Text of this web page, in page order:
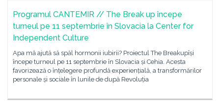
Programul CANTEMIR // The Break up începe
turneul pe 11 septembrie în Slovacia la Center for
Independent Culture
Apa mă ajută să spăl hormonii iubirii? Proiectul The Breakupîși
începe turneul pe 11 septembrie în Slovacia și Cehia. Acesta
favorizează o înțelegere profundă experiențială, a transformărilor
personale și sociale în lunile de după Revoluția